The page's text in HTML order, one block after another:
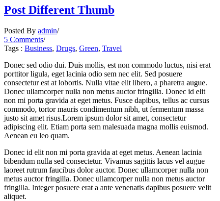
Post Different Thumb
Posted By admin/
5 Comments/
Tags : Business, Drugs, Green, Travel
Donec sed odio dui. Duis mollis, est non commodo luctus, nisi erat
porttitor ligula, eget lacinia odio sem nec elit. Sed posuere
consectetur est at lobortis. Nulla vitae elit libero, a pharetra augue.
Donec ullamcorper nulla non metus auctor fringilla. Donec id elit
non mi porta gravida at eget metus. Fusce dapibus, tellus ac cursus
commodo, tortor mauris condimentum nibh, ut fermentum massa
justo sit amet risus.Lorem ipsum dolor sit amet, consectetur
adipiscing elit. Etiam porta sem malesuada magna mollis euismod.
Aenean eu leo quam.
Donec id elit non mi porta gravida at eget metus. Aenean lacinia
bibendum nulla sed consectetur. Vivamus sagittis lacus vel augue
laoreet rutrum faucibus dolor auctor. Donec ullamcorper nulla non
metus auctor fringilla. Donec ullamcorper nulla non metus auctor
fringilla. Integer posuere erat a ante venenatis dapibus posuere velit
aliquet.